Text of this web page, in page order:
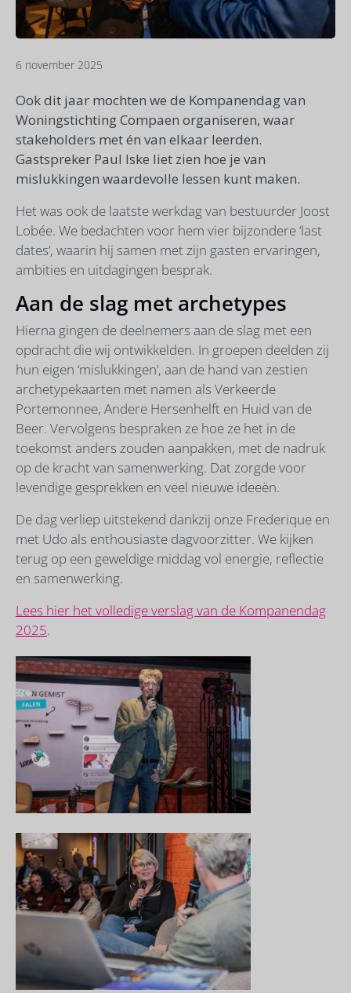
6 november 2025
Ook dit jaar mochten we de Kompanendag van
Woningstichting Compaen organiseren, waar
stakeholders met én van elkaar leerden.
Gastspreker Paul Iske liet zien hoe je van
mislukkingen waardevolle lessen kunt maken.
Het was ook de laatste werkdag van bestuurder Joost
Lobée. We bedachten voor hem vier bijzondere ‘last
dates’, waarin hij samen met zijn gasten ervaringen,
ambities en uitdagingen besprak.
Aan de slag met archetypes
Hierna gingen de deelnemers aan de slag met een
opdracht die wij ontwikkelden. In groepen deelden zij
hun eigen ‘mislukkingen’, aan de hand van zestien
archetypekaarten met namen als Verkeerde
Portemonnee, Andere Hersenhelft en Huid van de
Beer. Vervolgens bespraken ze hoe ze het in de
toekomst anders zouden aanpakken, met de nadruk
op de kracht van samenwerking. Dat zorgde voor
levendige gesprekken en veel nieuwe ideeën.
De dag verliep uitstekend dankzij onze Frederique en
met Udo als enthousiaste dagvoorzitter. We kijken
terug op een geweldige middag vol energie, reflectie
en samenwerking.
Lees hier het volledige verslag van de Kompanendag
2025.